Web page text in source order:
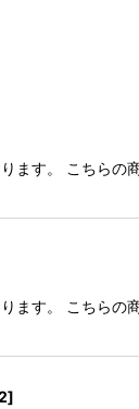
ます。 こちらの
ます。 こちらの